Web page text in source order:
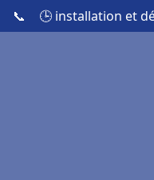
📞 🕒 installation et